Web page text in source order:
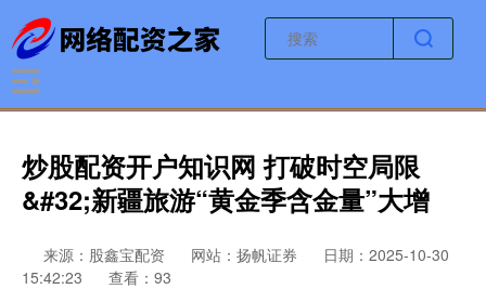
炒股配资开户知识网 打破时空局限
&#32;新疆旅游“黄金季含金量”大增
来源：股鑫宝配资 网站：扬帆证券
日期：2025-10-30
15:42:23
查看：93